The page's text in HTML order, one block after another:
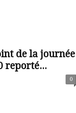
de la journée
reporté...
0